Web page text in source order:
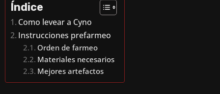
Índice
Como levear a Cyno
Instrucciones prefarmeo
Orden de farmeo
Materiales necesarios
Mejores artefactos